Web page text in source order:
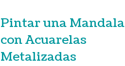
Pintar una Mandala
con Acuarelas
Metalizadas